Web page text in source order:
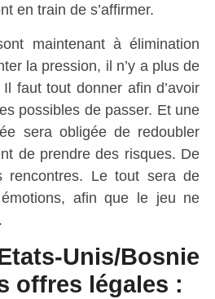
en train de s’affirmer.
maintenant à élimination
la pression, il n’y a plus de
faut tout donner afin d’avoir
possibles de passer. Et une
sera obligée de redoubler
de prendre des risques. De
rencontres. Le tout sera de
afin que le jeu ne
Unis/Bosnie
offres légales :